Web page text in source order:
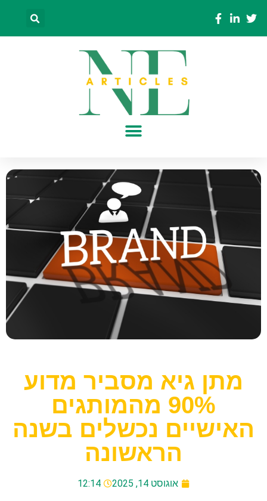
מתן גיא מסביר מדוע
90% מהמותגים
האישיים נכשלים בשנה
הראשונה
אוגוסט 14, 2025 12:14